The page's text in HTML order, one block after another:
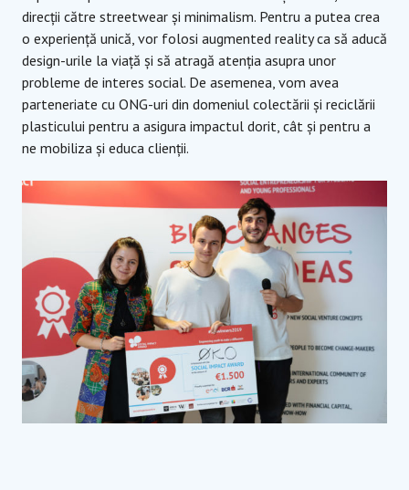
direcții către streetwear și minimalism. Pentru a putea crea
o experiență unică, vor folosi augmented reality ca să aducă
design-urile la viață și să atragă atenția asupra unor
probleme de interes social. De asemenea, vom avea
parteneriate cu ONG-uri din domeniul colectării și reciclării
plasticului pentru a asigura impactul dorit, cât și pentru a
ne mobiliza și educa clienții.